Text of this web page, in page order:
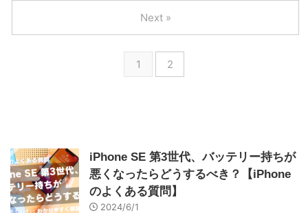
1 2
Next »
iPhone SE 第3世代、バッテリー持ちが
悪くなったらどうするべき？【iPhone
のよくある質問】
2024/6/1